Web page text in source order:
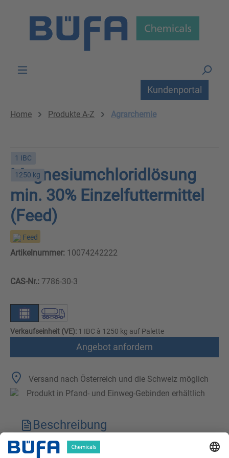
Kundenportal
Home Produkte A-Z Agrarchemie
1 IBC
1250 kg
Magnesiumchloridlösung
min. 30% Einzelfuttermittel
(Feed)
Feed
Artikelnummer: 10074242222
CAS-Nr.: 7786-30-3
Verkaufseinheit (VE): 1 IBC à 1250 kg auf Palette
Angebot anfordern
Versand nach Österreich und die Schweiz möglich
Produkt in Pfand- und Einweg-Gebinden erhältlich
Beschreibung
Technische Merkmale